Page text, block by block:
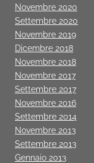
Novembre 2020
Settembre 2020
Novembre 2019
Dicembre 2018
Novembre 2018
Novembre 2017
Settembre 2017
Novembre 2016
Settembre 2014
Novembre 2013
Settembre 2013
Gennaio 2013